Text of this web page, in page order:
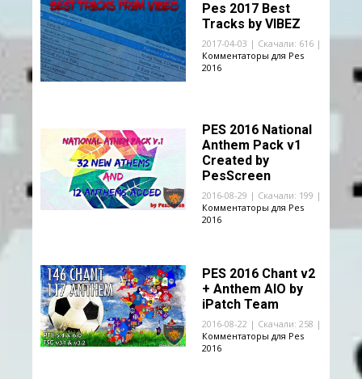
Pes 2017 Best
Tracks by VIBEZ
2017-04-03 | Скачали: 616 |
Комментаторы для Pes
2016
PES 2016 National
Anthem Pack v1
Created by
PesScreen
2016-08-29 | Скачали: 199 |
Комментаторы для Pes
2016
PES 2016 Chant v2
+ Anthem AIO by
iPatch Team
2016-08-22 | Скачали: 258 |
Комментаторы для Pes
2016